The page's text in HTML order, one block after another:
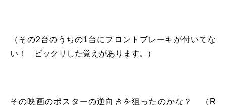
（その2台のうちの1台にフロントブレーキが付いてな
い！ ビックリした覚えがあります。）
その映画のポスターの逆向きを狙ったのかな？ （R